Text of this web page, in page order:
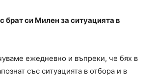
брат си Милен за ситуацията в
ежедневно и въпреки, че бях в
със ситуацията в отбора и в